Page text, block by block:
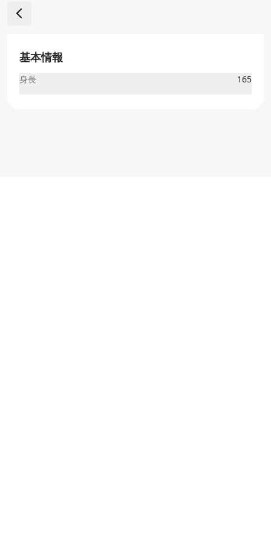
基本情報
身長 165